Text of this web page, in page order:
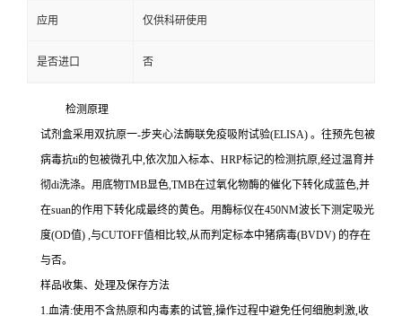
应用 仅供科研使用
是否进口 否
检测原理
试剂盒采用双抗原一-步夹心法酶联免疫吸附试验(ELISA) 。往预先包被
病毒抗ti的包被微孔中,依次加入标本、 HRP标记的检测抗原,经过温育并
彻di洗涤。用底物TMB显色,TMB在过氧化物酶的催化下转化成蓝色,并
在suan的作用下转化成最终的黄色。用酶标仪在450NM波长下测定吸光
度(OD值) ,与CUTOFF值相比较,从而判定标本中猪病毒(BVDV) 的存在
与否。
样品收集、处理及保存方法
1.血清:使用不含热原和内毒素的试管,操作过程中避免任何细胞刺激,收